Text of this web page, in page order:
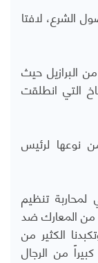
الشرع، لافتا
البرازيل حيث
التي انطلقت
نوعها لرئيس
تنظيم
من المعارك ضد
الكثير من
من الرجال